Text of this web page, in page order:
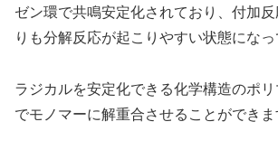
ゼン環で共鳴安定化されており、付加
りも分解反応が起こりやすい状態になっ
ラジカルを安定化できる化学構造のポ
でモノマーに解重合させることができま